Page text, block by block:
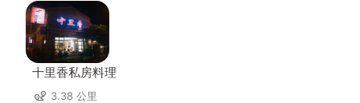
十里香私房料理
3.38 公里